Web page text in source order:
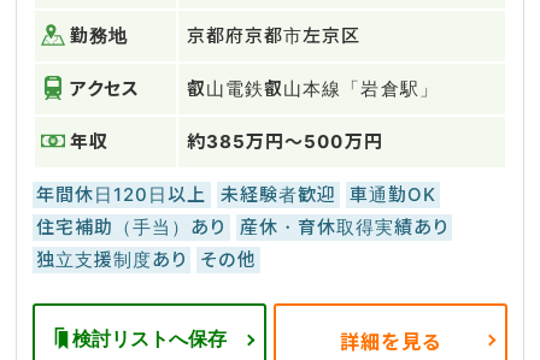
勤務地 京都府京都市左京区
アクセス 叡山電鉄叡山本線「岩倉駅」
年収 約385万円～500万円
年間休日120日以上 未経験者歓迎
車通勤OK
住宅補助（手当）あり
産休・育休取得実績あり
独立支援制度あり
その他
検討リストへ保存 詳細を見る